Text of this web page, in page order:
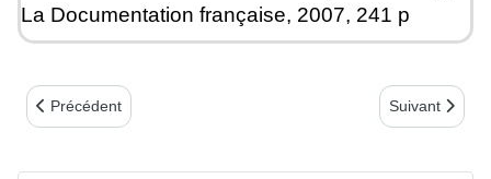
La Documentation française, 2007, 241 p
Article précédent : Dossier L’Éducation et la Commune
Précédent Article suivant
Suivant